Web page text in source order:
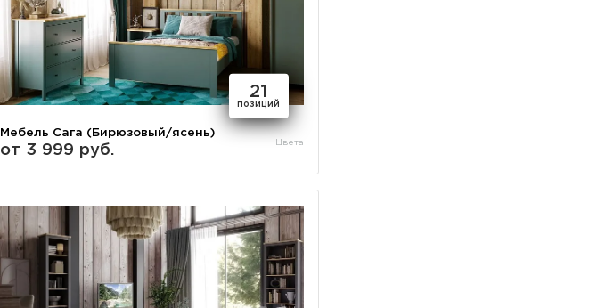
21
позиций
Мебель Сага (Бирюзовый/ясень)
от 3 999 руб.
Цвета